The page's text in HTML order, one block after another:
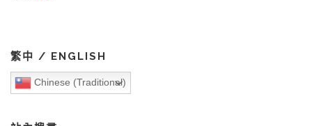
繁中 / ENGLISH
Chinese (Traditional)